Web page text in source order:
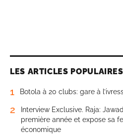
LES ARTICLES POPULAIRES
1 Botola à 20 clubs: gare à
2
Interview Exclusive. Raja:
première année et expose sa
économique